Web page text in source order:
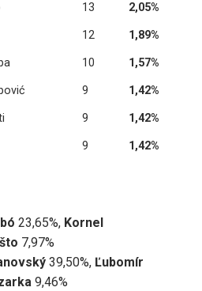
13 2,05%
12 1,89%
10 1,57%
9 1,42%
9 1,42%
9 1,42%
23,65%, Kornel
7,97%
39,50%, Ľubomír
9,46%